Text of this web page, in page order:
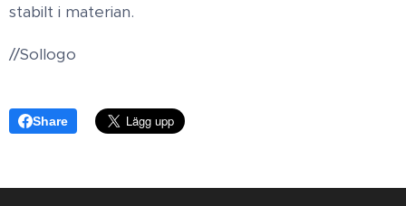
stabilt i materian.
//Sollogo
Share